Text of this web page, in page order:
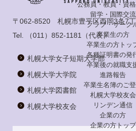
公務員・教員・資
留学・国際交流
クラブ・サーク
卒業生の方
卒業生の方トッ
各種証明書の発
卒業後の就職支
進路報告
卒業生名簿のご
札幌大学校友会
リンデン通信
企業の方
企業の方トップ
〒062-8520 札幌市豊平区西岡3条7
Tel.
（011）852-1181 （代表）
札幌大学女子短期大学部
札幌大学大学院
札幌大学図書館
札幌大学校友会